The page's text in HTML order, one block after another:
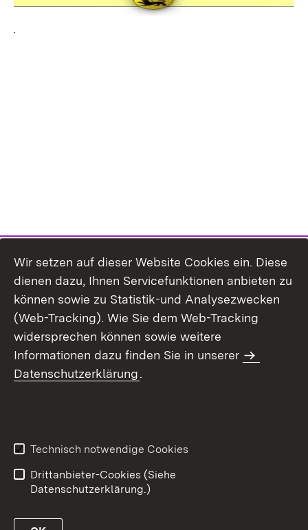
Wir setzen auf dieser Website Cookies ein. Diese
dienen dazu, Ihnen Servicefunktionen anbieten zu
können sowie zu Statistik-und Analysezwecken
(Web-Tracking). Wie Sie dem Web-Tracking
widersprechen können sowie weitere
Informationen dazu finden Sie in unserer
Datenschutzerklärung.
Technisch notwendige Cookies
Drittanbieter-Cookies (Siehe
Datenschutzerklärung.)